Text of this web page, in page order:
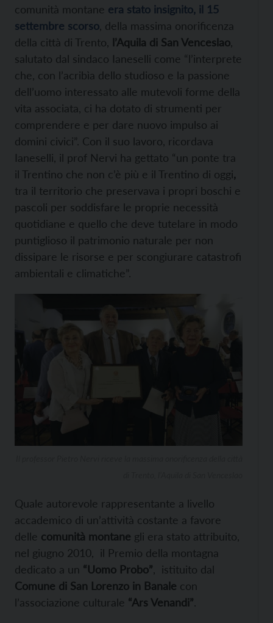
comunità montane era stato insignito, il 15
settembre scorso , della massima onorificenza
della città di Trento, l’Aquila di San Venceslao
salutato dal sindaco Ianeselli come “l’interprete
che, con l’acribìa dello studioso e la passione
dell’uomo interessato alle mutevoli forme della
vita associata, ci ha dotato di strumenti per
comprendere e per dare nuovo impulso ai
domini civici”. Con il suo lavoro, ricordava
Ianeselli, il prof Nervi ha gettato “un ponte tra
il Trentino che non c’è più e il Trentino di oggi,
tra il territorio che preservava i propri boschi e
pascoli per soddisfare le proprie necessità
quotidiane e quello che deve tutelare in modo
puntiglioso il patrimonio naturale per non
dissipare le risorse e per scongiurare catastrofi
ambientali e climatiche”.
Quale autorevole rappresentante a livello
accademico di un’attività costante a favore
delle comunità montane gli era stato attribuito,
nel giugno 2010, il Premio della montagna
dedicato a un “Uomo Probo” , istituito dal
Comune di San Lorenzo in Banale con
l’associazione culturale “Ars Venandi”.